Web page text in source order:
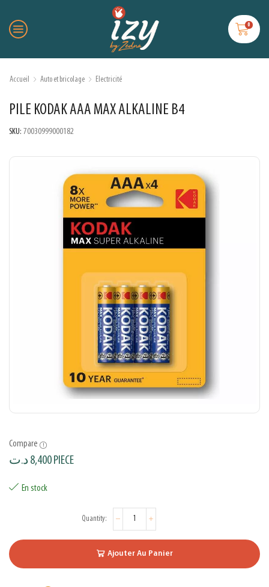
0
Accueil Auto et bricolage Electricité
PILE KODAK AAA MAX ALKALINE B4
SKU: 70030999000182
Compare
8,400د.ت PIECE
En stock
Ajouter Au Panier